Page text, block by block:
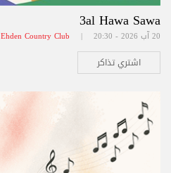
3al Hawa Sawa
20 آب 2026 - 20:30 | Ehden Country Club
اشتري تذاكر